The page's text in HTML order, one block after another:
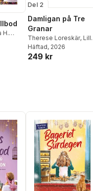
H.
Totalt antal röster:
Del 2
Damligan på Tre
Granar
Therese Loreskär,
Emme
Häftad, 2026
249 kr